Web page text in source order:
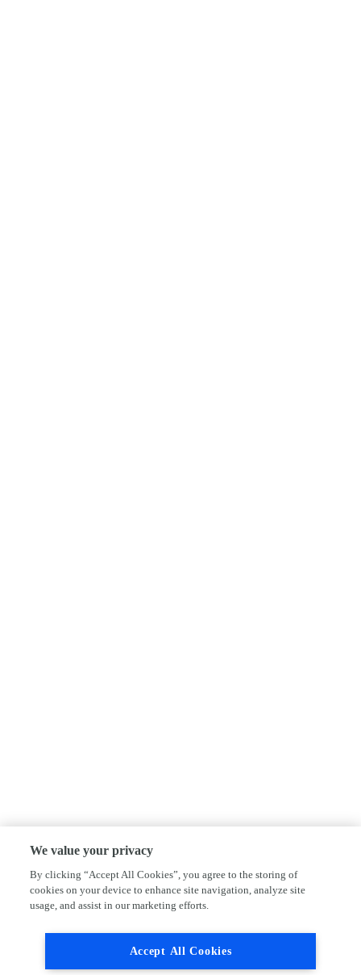
We value your privacy
By clicking “Accept All Cookies”, you agree to the storing of
cookies on your device to enhance site navigation, analyze site
usage, and assist in our marketing efforts.
Accept All Cookies